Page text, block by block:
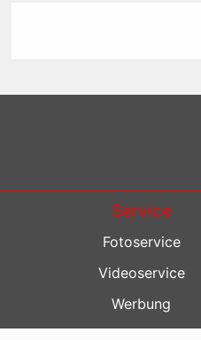
Service
Fotoservice
Videoservice
Werbung